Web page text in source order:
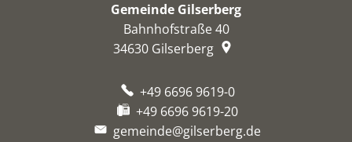
Gemeinde Gilserberg
Bahnhofstraße 40
34630 Gilserberg
+49 6696 9619-0
+49 6696 9619-20
gemeinde@gilserberg.de